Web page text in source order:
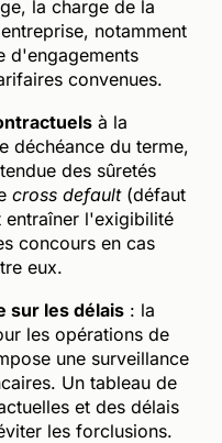
la charge de la
notamment
d'engagements
convenues.
à la
déchéance du terme,
des sûretés
cross default(défaut
l'exigibilité
concours en cas
eux.
sur les délais : la
les opérations de
une surveillance
Un tableau de
et des délais
les forclusions.